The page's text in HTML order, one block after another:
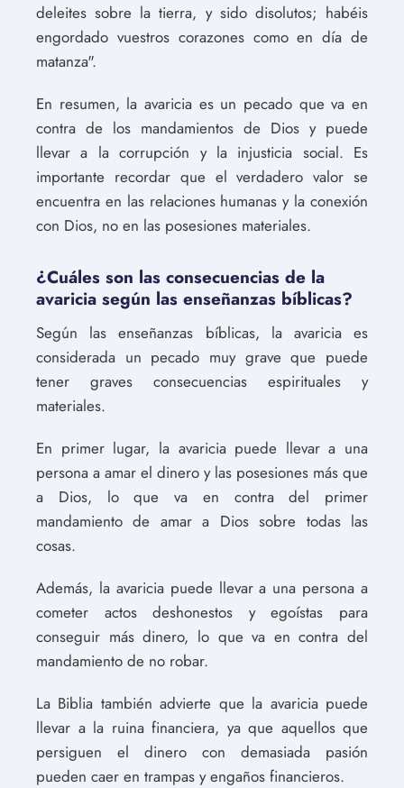
deleites sobre la tierra, y sido disolutos; habéis
engordado vuestros corazones como en día de
matanza".
En resumen, la avaricia es un pecado que va en
contra de los mandamientos de Dios y puede
llevar a la corrupción y la injusticia social. Es
importante recordar que el verdadero valor se
encuentra en las relaciones humanas y la conexión
con Dios, no en las posesiones materiales.
¿Cuáles son las consecuencias de la
avaricia según las enseñanzas bíblicas?
Según las enseñanzas bíblicas, la avaricia es
considerada un pecado muy grave que puede
tener graves consecuencias espirituales y
materiales.
En primer lugar, la avaricia puede llevar a una
persona a amar el dinero y las posesiones más que
a Dios, lo que va en contra del primer
mandamiento de amar a Dios sobre todas las
cosas.
Además, la avaricia puede llevar a una persona a
cometer actos deshonestos y egoístas para
conseguir más dinero, lo que va en contra del
mandamiento de no robar.
La Biblia también advierte que la avaricia puede
llevar a la ruina financiera, ya que aquellos que
persiguen el dinero con demasiada pasión
pueden caer en trampas y engaños financieros.